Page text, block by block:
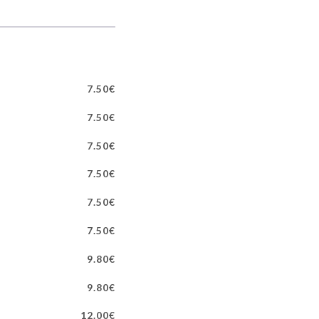
7.50€
7.50€
7.50€
7.50€
7.50€
7.50€
9.80€
9.80€
12.00€